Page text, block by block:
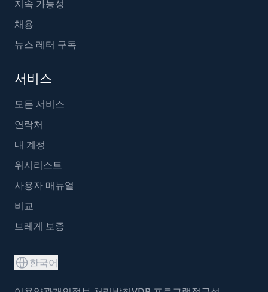
지속 가능성
채용
뉴스 레터 구독
서비스
모든 서비스
연락처
내 계정
위시리스트
사용자 매뉴얼
비교
브레게 보증
한국어